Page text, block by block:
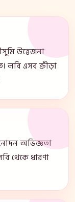
উত্তেজনা
লবি এসব ক্রীড়া
অভিজ্ঞতা
থেকে ধারণা